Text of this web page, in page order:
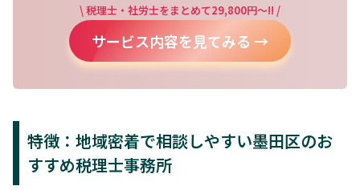
\ 税理士・社労士をまとめて29,800円～!! /
サービス内容を見てみる →
特徴：地域密着で相談しやすい墨田区のお
すすめ税理士事務所